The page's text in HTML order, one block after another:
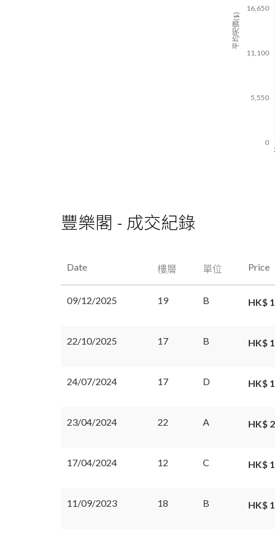
16,650
11,100
5,550
0
平均呎價($)
豐樂閣 - 成交紀錄
Date 樓層 單位 Price
09/12/2025 19 B HK$
22/10/2025 17 B HK$
24/07/2024 17 D HK$
23/04/2024 22 A HK$
17/04/2024 12 C HK$
11/09/2023 18 B HK$